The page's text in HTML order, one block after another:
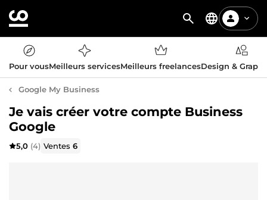
Pour vousMeilleurs servicesMeilleurs freelancesDesign &
Google My Business
Je vais créer votre compte Business
Google
5,0 (4) Ventes6